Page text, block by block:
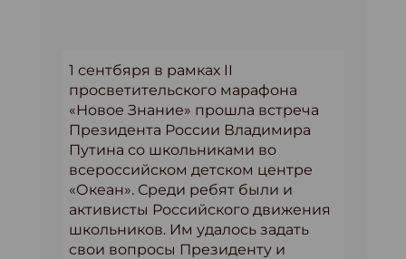
1 сентбяря в рамках II
просветительского марафона
«Новое Знание» прошла встреча
Президента России Владимира
Путина со школьниками во
всероссийском детском центре
«Океан». Среди ребят были и
активисты Российского движения
школьников. Им удалось задать
свои вопросы Президенту и